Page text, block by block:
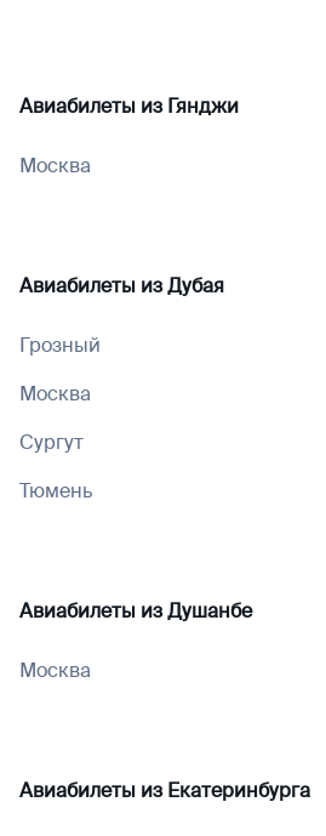
Авиабилеты изГянджи
Москва
Авиабилеты изДубая
Грозный
Москва
Сургут
Тюмень
Авиабилеты изДушанбе
Москва
Авиабилеты изЕкатеринбурга